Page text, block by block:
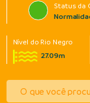
Status da
Nível do Rio Negro
27.09m